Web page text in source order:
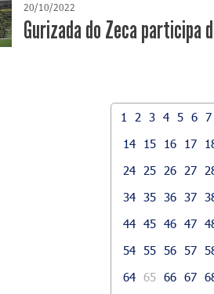
20/10/2022
Gurizada do Zeca participa
1 2 3 4 5 6 7
14
15 16 17
24
25 26 27
34 35 36 37
44 45 46 47
54 55 56 57
64 65 66 67